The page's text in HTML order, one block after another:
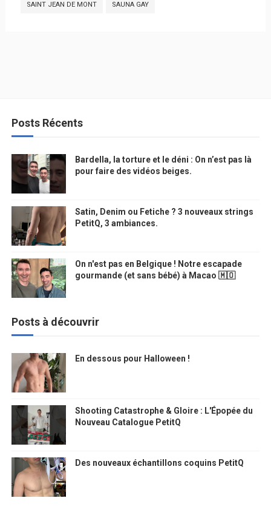
SAINT JEAN DE MONT SAUNA GAY
Posts Récents
Bardella, la torture et le déni : On n’est pas là
pour faire des vidéos beiges.
Satin, Denim ou Fetiche ? 3 nouveaux strings
PetitQ, 3 ambiances.
On n'est pas en Belgique ! Notre escapade
gourmande (et sans bébé) à Macao 🇲🇴
Posts à découvrir
En dessous pour Halloween !
Shooting Catastrophe & Gloire : L'Épopée du
Nouveau Catalogue PetitQ
Des nouveaux échantillons coquins PetitQ